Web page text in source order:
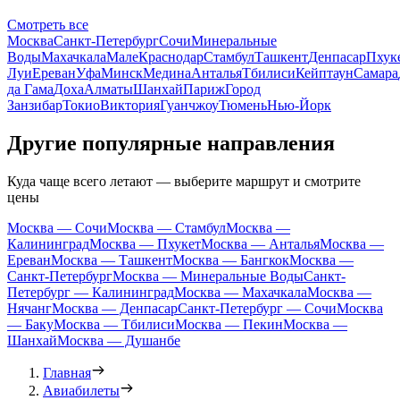
Смотреть все
МоскваСанкт-ПетербургСочиМинеральные
ВодыМахачкалаМалеКраснодарСтамбулТашкентДенпасар
ЛуиЕреванУфаМинскМединаАнтальяТбилисиКейптаунСамара
да ГамаДохаАлматыШанхайПарижГород
ЗанзибарТокиоВикторияГуанчжоуТюменьНью-Йорк
Другие популярные направления
Куда чаще всего летают — выберите маршрут и смотрите
цены
Москва — СочиМосква — СтамбулМосква —
КалининградМосква — ПхукетМосква — АнтальяМосква —
ЕреванМосква — ТашкентМосква — БангкокМосква —
Санкт-ПетербургМосква — Минеральные ВодыСанкт-
Петербург — КалининградМосква — МахачкалаМосква —
НячангМосква — ДенпасарСанкт-Петербург — СочиМосква
— БакуМосква — ТбилисиМосква — ПекинМосква —
ШанхайМосква — Душанбе
Главная
Авиабилеты